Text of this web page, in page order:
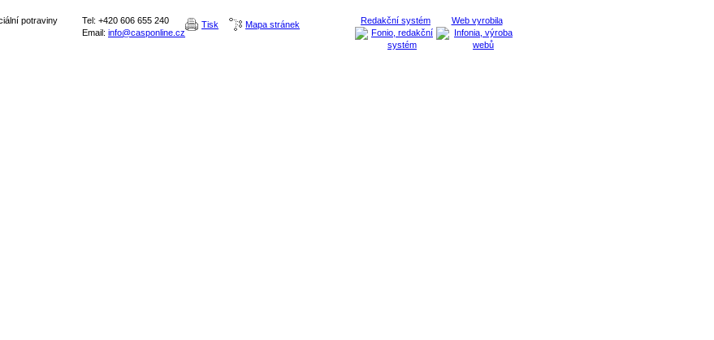
Redakční systém Web vyrobila
potraviny
Tel: +420 606 655 240
Email: info@casponline.cz
Tisk Mapa stránek